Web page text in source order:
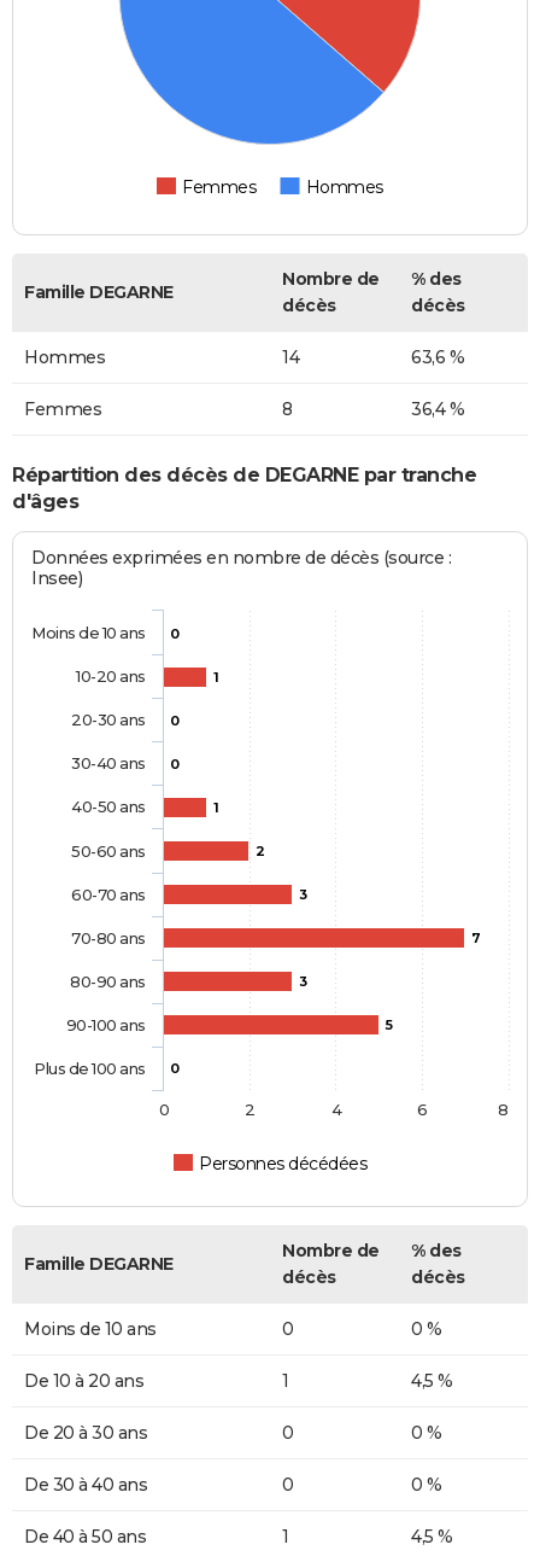
Femmes Hommes
Famille DEGARNE
Nombre de
décès
% des
décès
Hommes 14 63,6 %
Femmes 8 36,4 %
Répartition des décès de DEGARNE par tranche
d'âges
Données exprimées en nombre de décès (source :
Insee)
0
1
0
0
1
2
3
7
3
5
0
Personnes décédées
Moins de 10 ans
10-20 ans
20-30 ans
30-40 ans
40-50 ans
50-60 ans
60-70 ans
70-80 ans
80-90 ans
90-100 ans
Plus de 100 ans
0 2 4 6 8
Famille DEGARNE
Nombre de
décès
% des
décès
Moins de 10 ans 0 0 %
De 10 à 20 ans 1 4,5 %
De 20 à 30 ans 0 0 %
De 30 à 40 ans 0 0 %
De 40 à 50 ans 1 4,5 %